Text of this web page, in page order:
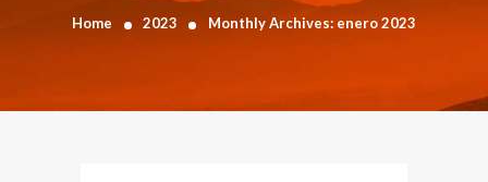
Home 2023 Monthly Archives: enero 2023